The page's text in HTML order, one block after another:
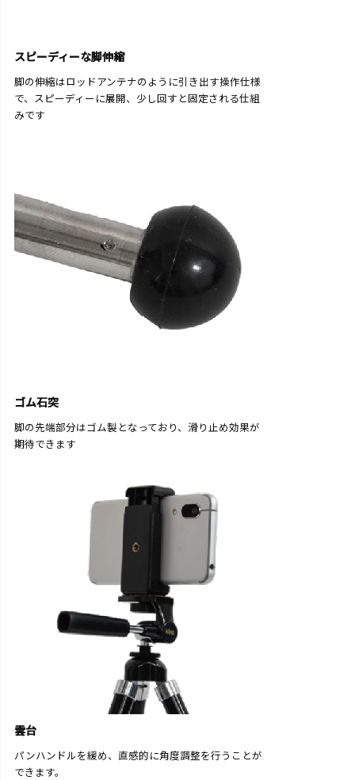
スピーディーな脚伸縮
脚の伸縮はロッドアンテナのように引き出す操作仕様
で、スピーディーに展開、少し回すと固定される仕組
みです
ゴム石突
脚の先端部分はゴム製となっており、滑り止め効果が
期待できます
雲台
パンハンドルを緩め、直感的に角度調整を行うことが
できます。